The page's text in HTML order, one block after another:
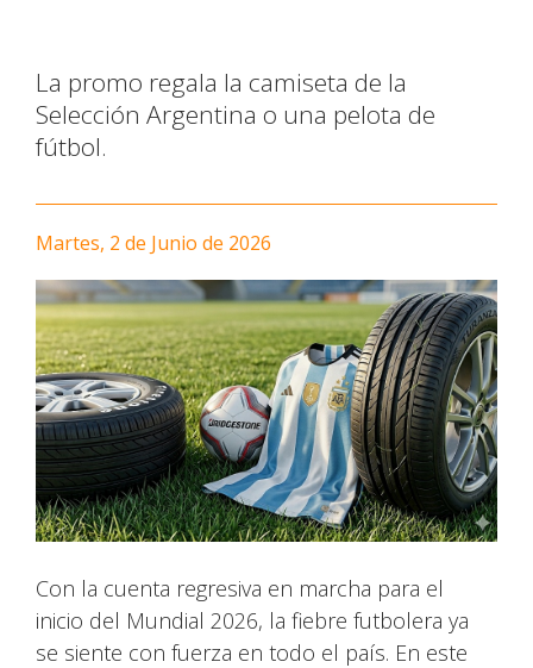
La promo regala la camiseta de la
Selección Argentina o una pelota de
fútbol.
Martes, 2 de Junio de 2026
Con la cuenta regresiva en marcha para el
inicio del Mundial 2026, la fiebre futbolera ya
se siente con fuerza en todo el país. En este